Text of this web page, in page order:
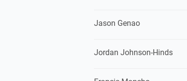
Jason Genao
Jordan Johnson-Hinds